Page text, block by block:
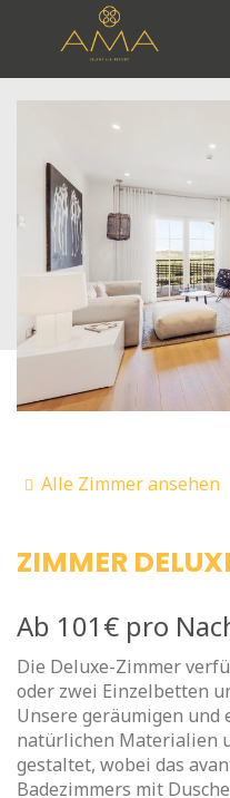
Alle Zimmer ansehen
ZIMMER
Ab 101€ pro
Die Deluxe-Zimmer
oder zwei Einzelbetten
Unsere geräumigen
natürlichen Materialien
gestaltet, wobei das
Badezimmers mit